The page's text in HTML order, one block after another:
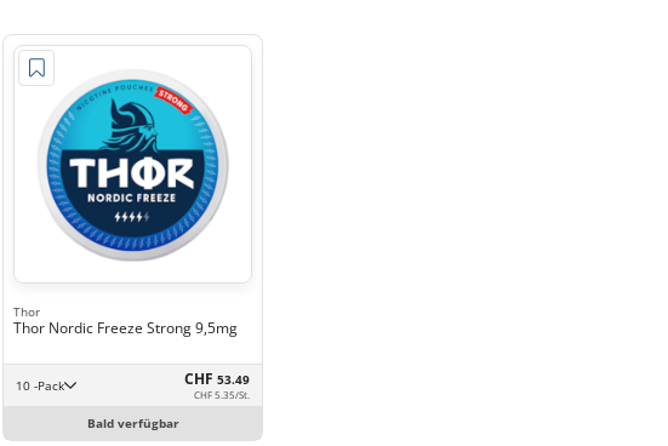
Thor
Thor Nordic Freeze Strong 9,5mg
10 -Pack CHF53.49
CHF 5.35/St.
Bald verfügbar